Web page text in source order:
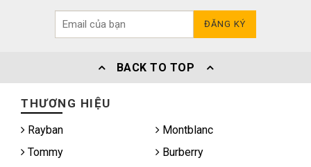
ĐĂNG KÝ
BACK TO TOP
THƯƠNG HIỆU
Rayban
Montblanc
Tommy
Burberry